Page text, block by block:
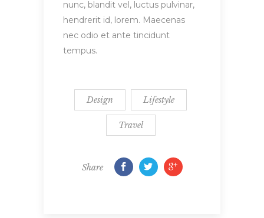
nunc, blandit vel, luctus pulvinar,
hendrerit id, lorem. Maecenas
nec odio et ante tincidunt
tempus.
Design Lifestyle
Travel
Share